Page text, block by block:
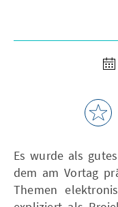
Es wurde als
dem am Vortag
Themen